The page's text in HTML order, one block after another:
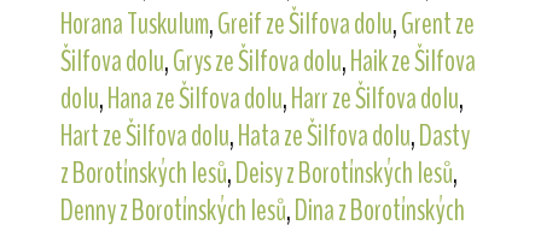
Horana Tuskulum,Greif ze Šilfova dolu,Grent ze
Šilfova dolu,Grys ze Šilfova dolu,Haik ze Šilfova
dolu,Hana ze Šilfova dolu,Harr ze Šilfova dolu,
Hart ze Šilfova dolu,Hata ze Šilfova dolu,Dasty
z Borotínských lesů,Deisy z Borotínských lesů,
Denny z Borotínských lesů,Dina z Borotínských